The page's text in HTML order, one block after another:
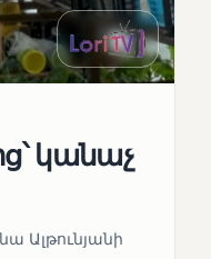
կանաչ
Ալթունյանի